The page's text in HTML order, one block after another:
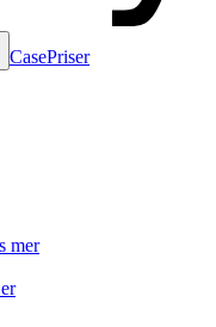
CasePriser
mer